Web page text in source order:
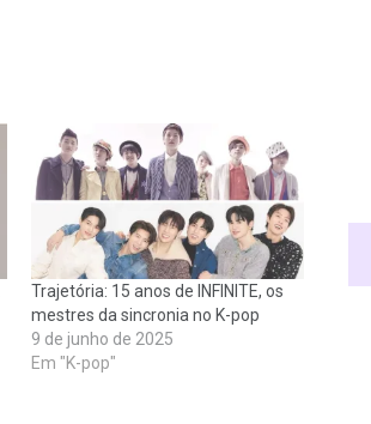
Trajetória: 15 anos de INFINITE, os
mestres da sincronia no K-pop
9 de junho de 2025
Em "K-pop"